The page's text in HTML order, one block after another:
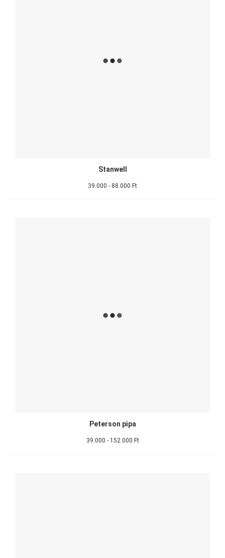
Stanwell
39.000 - 88.000 Ft
Peterson pipa
39.000 - 152.000 Ft